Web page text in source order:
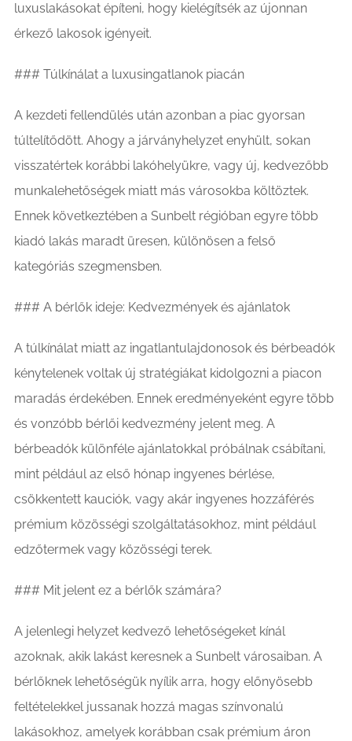
luxuslakásokat építeni, hogy kielégítsék az újonnan
érkező lakosok igényeit.
### Túlkínálat a luxusingatlanok piacán
A kezdeti fellendülés után azonban a piac gyorsan
túltelítődött. Ahogy a járványhelyzet enyhült, sokan
visszatértek korábbi lakóhelyükre, vagy új, kedvezőbb
munkalehetőségek miatt más városokba költöztek.
Ennek következtében a Sunbelt régióban egyre több
kiadó lakás maradt üresen, különösen a felső
kategóriás szegmensben.
### A bérlők ideje: Kedvezmények és ajánlatok
A túlkínálat miatt az ingatlantulajdonosok és bérbeadók
kénytelenek voltak új stratégiákat kidolgozni a piacon
maradás érdekében. Ennek eredményeként egyre több
és vonzóbb bérlői kedvezmény jelent meg. A
bérbeadók különféle ajánlatokkal próbálnak csábítani,
mint például az első hónap ingyenes bérlése,
csökkentett kauciók, vagy akár ingyenes hozzáférés
prémium közösségi szolgáltatásokhoz, mint például
edzőtermek vagy közösségi terek.
### Mit jelent ez a bérlők számára?
A jelenlegi helyzet kedvező lehetőségeket kínál
azoknak, akik lakást keresnek a Sunbelt városaiban. A
bérlőknek lehetőségük nyílik arra, hogy előnyösebb
feltételekkel jussanak hozzá magas színvonalú
lakásokhoz, amelyek korábban csak prémium áron